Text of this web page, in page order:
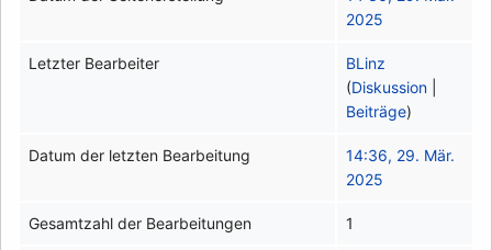
2025
Letzter Bearbeiter
BLinz
(Diskussion
Beiträge)
Datum der letzten Bearbeitung
14:36, 29. Mär.
2025
Gesamtzahl der Bearbeitungen 1